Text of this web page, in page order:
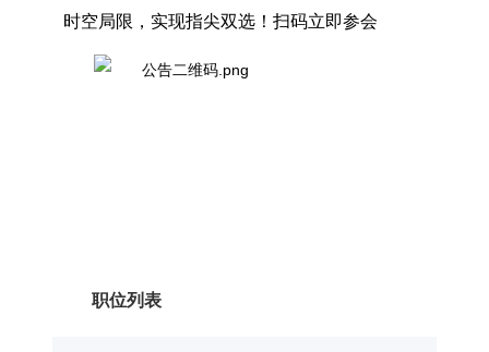
时空局限，实现指尖双选！扫码立即参会
职位列表